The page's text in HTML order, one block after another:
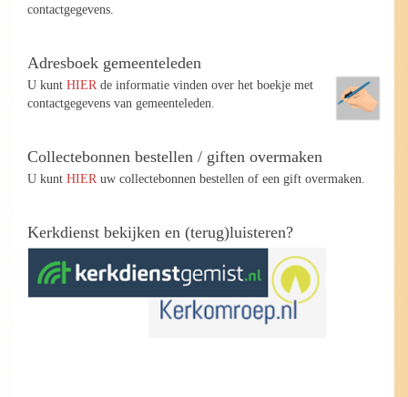
contactgegevens.
Adresboek gemeenteleden
U kunt HIER de informatie vinden over het boekje met
contactgegevens van gemeenteleden.
Collectebonnen bestellen / giften overmaken
U kunt HIER uw collectebonnen bestellen of een gift overmaken.
Kerkdienst bekijken en (terug)luisteren?